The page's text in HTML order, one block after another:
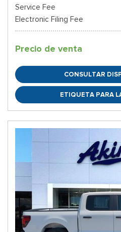
Service Fee
Electronic Filing Fee
Precio de venta
CONSULTAR
ETIQUETA PARA